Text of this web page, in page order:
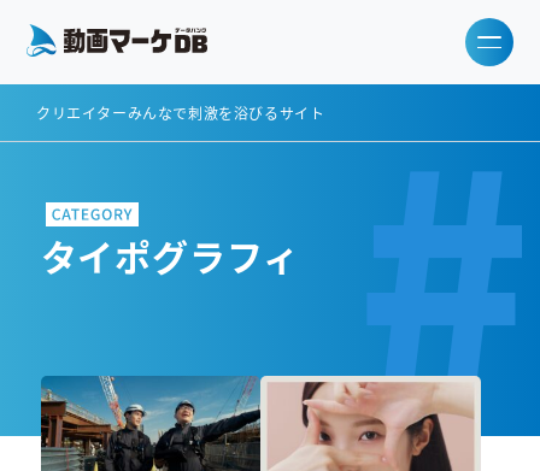
クリエイターみんなで刺激を浴びるサイト
タイポグラフィ #